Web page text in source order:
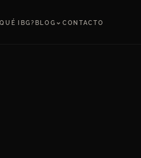
IBG?BLOG ⌄ CONTACTO